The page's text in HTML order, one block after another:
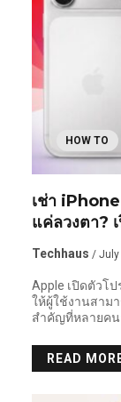
HOW TO
เช่า
แค่ลวงตา?
Techhaus / July
Apple เปิดตัวโป
ให้ผู้ใช้งานสาม
สำคัญที่หลายคน
READ